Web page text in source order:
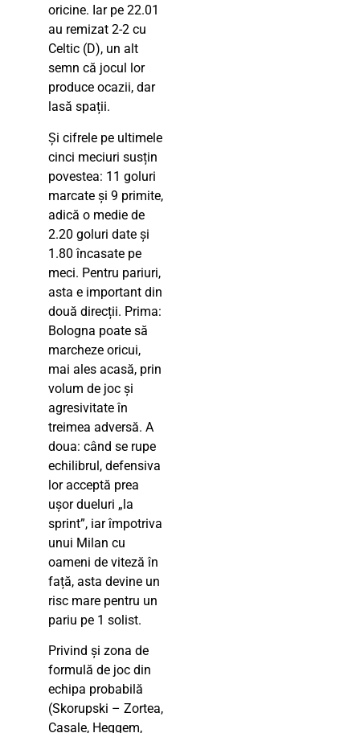
oricine. Iar pe 22.01
au remizat 2-2 cu
Celtic (D), un alt
semn că jocul lor
produce ocazii, dar
lasă spații.
Și cifrele pe ultimele
cinci meciuri susțin
povestea: 11 goluri
marcate și 9 primite,
adică o medie de
2.20 goluri date și
1.80 încasate pe
meci. Pentru pariuri,
asta e important din
două direcții. Prima:
Bologna poate să
marcheze oricui,
mai ales acasă, prin
volum de joc și
agresivitate în
treimea adversă. A
doua: când se rupe
echilibrul, defensiva
lor acceptă prea
ușor dueluri „la
sprint”, iar împotriva
unui Milan cu
oameni de viteză în
față, asta devine un
risc mare pentru un
pariu pe 1 solist.
Privind și zona de
formulă de joc din
echipa probabilă
(Skorupski – Zortea,
Casale, Heggem,